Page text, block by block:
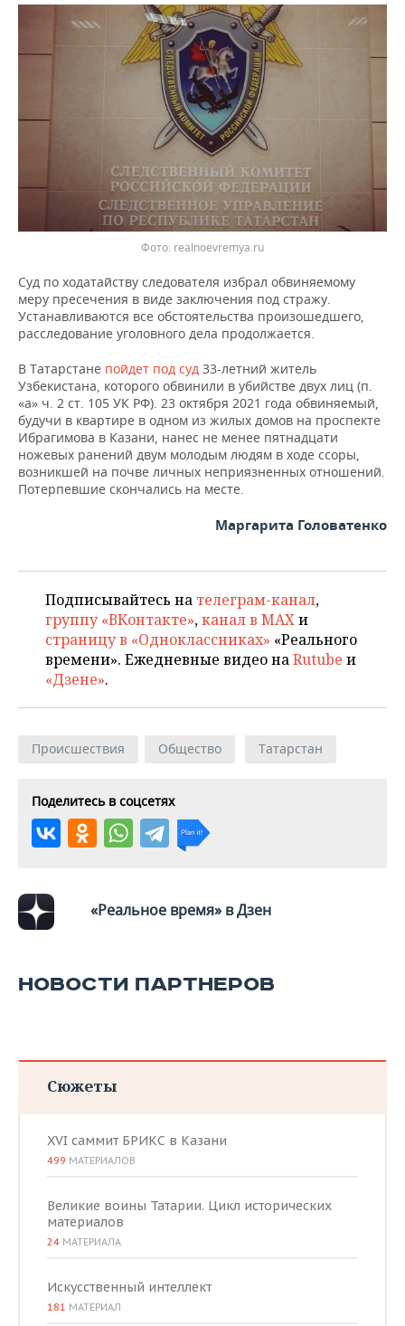
Фото: realnoevremya.ru
Суд по ходатайству следователя избрал обвиняемому
меру пресечения в виде заключения под стражу.
Устанавливаются все обстоятельства произошедшего,
расследование уголовного дела продолжается.
В Татарстане пойдет под суд 33-летний житель
Узбекистана, которого обвинили в убийстве двух лиц (п.
«а» ч. 2 ст. 105 УК РФ). 23 октября 2021 года обвиняемый,
будучи в квартире в одном из жилых домов на проспекте
Ибрагимова в Казани, нанес не менее пятнадцати
ножевых ранений двум молодым людям в ходе ссоры,
возникшей на почве личных неприязненных отношений.
Потерпевшие скончались на месте.
Маргарита Головатенко
Подписывайтесь на телеграм-канал,
группу «ВКонтакте»,канал в MAXи
страницу в «Одноклассниках» «Реального
времени». Ежедневные видео наRutube и
«Дзене».
Происшествия Общество Татарстан
Поделитесь в соцсетях
«Реальное время» в Дзен
НОВОСТИ ПАРТНЕРОВ
Сюжеты
XVI саммит БРИКС в Казани
499 МАТЕРИАЛОВ
Великие воины Татарии. Цикл исторических
материалов
24 МАТЕРИАЛА
Искусственный интеллект
181 МАТЕРИАЛ